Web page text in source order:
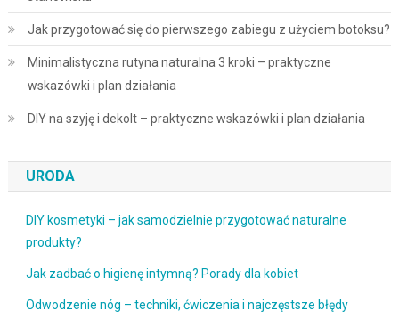
Jak przygotować się do pierwszego zabiegu z użyciem botoksu?
Minimalistyczna rutyna naturalna 3 kroki – praktyczne
wskazówki i plan działania
DIY na szyję i dekolt – praktyczne wskazówki i plan działania
URODA
DIY kosmetyki – jak samodzielnie przygotować naturalne
produkty?
Jak zadbać o higienę intymną? Porady dla kobiet
Odwodzenie nóg – techniki, ćwiczenia i najczęstsze błędy